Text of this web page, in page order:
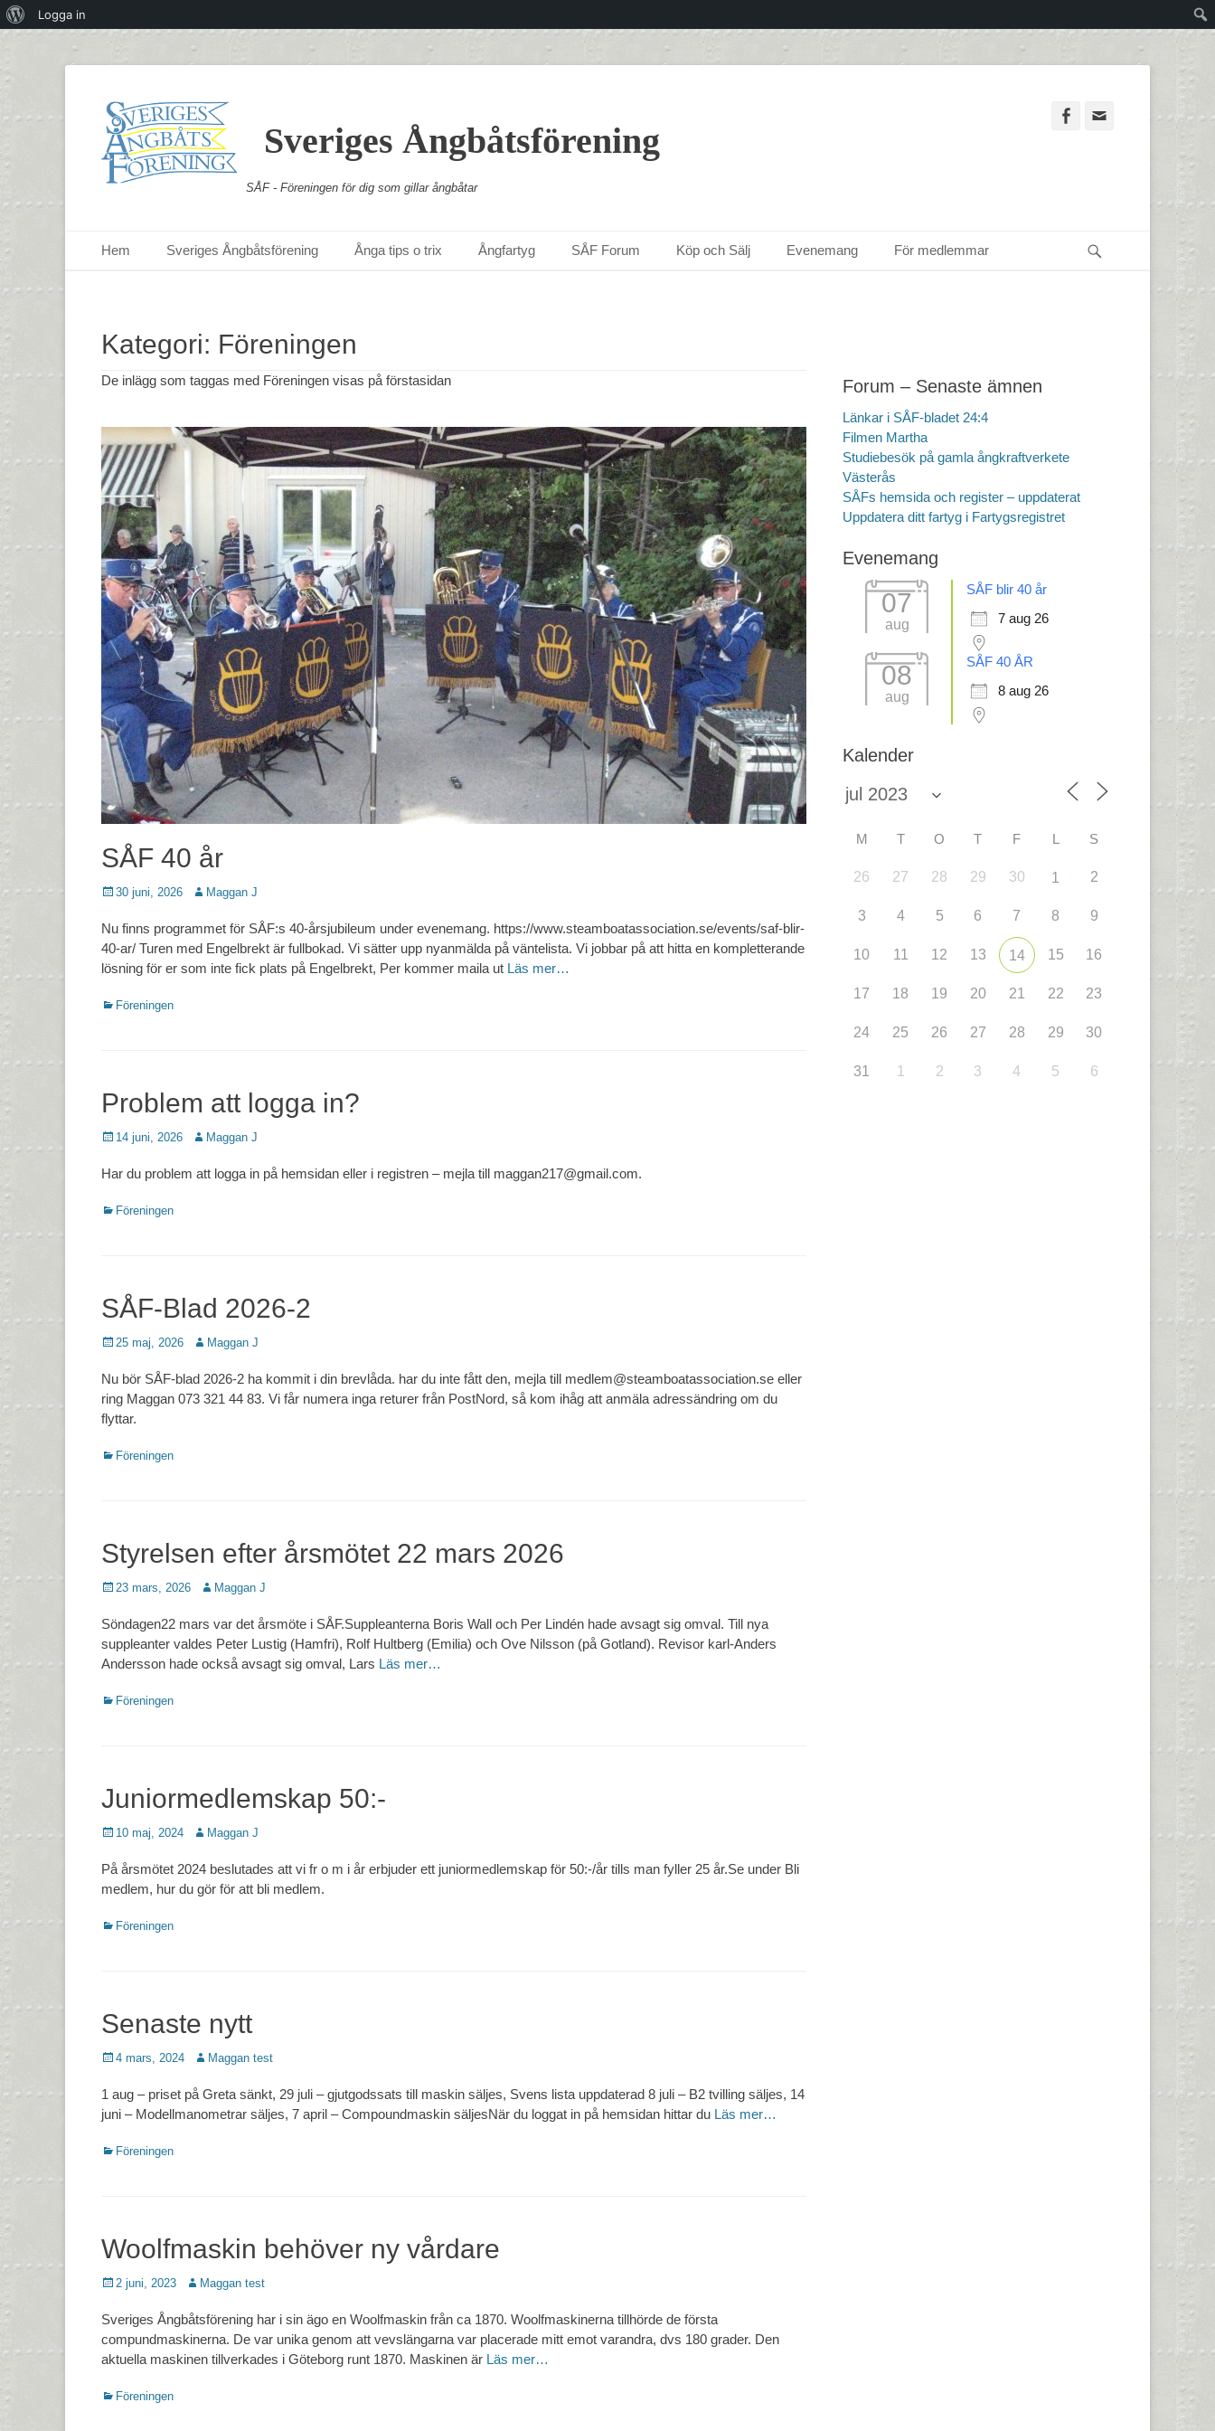
Sveriges Ångbåtsförening
SÅF - Föreningen för dig som gillar ångbåtar
Facebook
Primär meny
Hem Sveriges Ångbåtsförening Ånga tips o trix Ångfartyg SÅF Forum Köp och Sälj Evenemang För medlemmar
Kategori: Föreningen
De inlägg som taggas med Föreningen visas på förstasidan
SÅF 40 år
Postades
30 juni, 2026 Författare
Maggan J
Nu finns programmet för SÅF:s 40-årsjubileum under evenemang. https://www.steamboatassociation.se/events/saf-blir-
40-ar/ Turen med Engelbrekt är fullbokad. Vi sätter upp nyanmälda på väntelista. Vi jobbar på att hitta en kompletterande
lösning för er som inte fick plats på Engelbrekt, Per kommer maila ut Läs mer…
Kategorier
Föreningen
Problem att logga in?
Postades
14 juni, 2026 Författare
Maggan J
Har du problem att logga in på hemsidan eller i registren – mejla till maggan217@gmail.com.
Kategorier
Föreningen
SÅF-Blad 2026-2
Postades
25 maj, 2026 Författare
Maggan J
Nu bör SÅF-blad 2026-2 ha kommit i din brevlåda. har du inte fått den, mejla till medlem@steamboatassociation.se eller
ring Maggan 073 321 44 83. Vi får numera inga returer från PostNord, så kom ihåg att anmäla adressändring om du
flyttar.
Kategorier
Föreningen
Styrelsen efter årsmötet 22 mars 2026
Postades
23 mars, 2026 Författare
Maggan J
Söndagen22 mars var det årsmöte i SÅF.Suppleanterna Boris Wall och Per Lindén hade avsagt sig omval. Till nya
suppleanter valdes Peter Lustig (Hamfri), Rolf Hultberg (Emilia) och Ove Nilsson (på Gotland). Revisor karl-Anders
Andersson hade också avsagt sig omval, Lars Läs mer…
Kategorier
Föreningen
Juniormedlemskap 50:-
Postades
10 maj, 2024 Författare
Maggan J
På årsmötet 2024 beslutades att vi fr o m i år erbjuder ett juniormedlemskap för 50:-/år tills man fyller 25 år.Se under Bli
medlem, hur du gör för att bli medlem.
Kategorier
Föreningen
Senaste nytt
Postades
4 mars, 2024 Författare
Maggan test
1 aug – priset på Greta sänkt, 29 juli – gjutgodssats till maskin säljes, Svens lista uppdaterad 8 juli – B2 tvilling säljes, 14
juni – Modellmanometrar säljes, 7 april – Compoundmaskin säljesNär du loggat in på hemsidan hittar du Läs mer…
Kategorier
Föreningen
Woolfmaskin behöver ny vårdare
Postades
2 juni, 2023 Författare
Maggan test
Sveriges Ångbåtsförening har i sin ägo en Woolfmaskin från ca 1870. Woolfmaskinerna tillhörde de första
compundmaskinerna. De var unika genom att vevslängarna var placerade mitt emot varandra, dvs 180 grader. Den
aktuella maskinen tillverkades i Göteborg runt 1870. Maskinen är Läs mer…
Kategorier
Föreningen
Forum – Senaste ämnen
Länkar i SÅF-bladet 24:4
Filmen Martha
Studiebesök på gamla ångkraftverkete
Västerås
SÅFs hemsida och register – uppdaterat
Uppdatera ditt fartyg i Fartygsregistret
Evenemang
07
aug
SÅF blir 40 år
7 aug 26
08
aug
SÅF 40 ÅR
8 aug 26
Kalender
M T O T F L S
26 27 28 29 30 1 2
3 4 5 6 7 8 9
10 11 12 13 14 15 16
17 18 19 20 21 22 23
24 25 26 27 28 29 30
31 1 2 3 4 5 6
OmLogga in